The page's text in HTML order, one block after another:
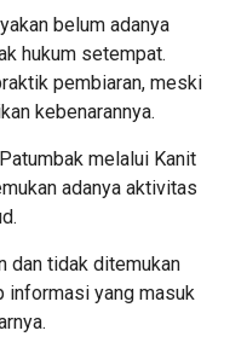
belum adanya
hukum setempat.
pembiaran, meski
kebenarannya.
melalui Kanit
adanya aktivitas
dan tidak ditemukan
informasi yang masuk